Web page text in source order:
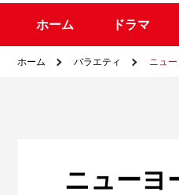
ホーム ドラマ
ホーム バラエティ ニュ
ニューヨ